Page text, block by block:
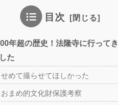
目次
年超の歴史！法隆寺に行ってき
た
せめて撮らせてほしかった
おまめ的文化財保護考察